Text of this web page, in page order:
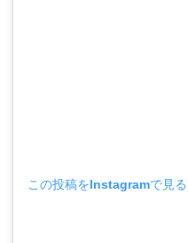
この投稿をInstagramで見る